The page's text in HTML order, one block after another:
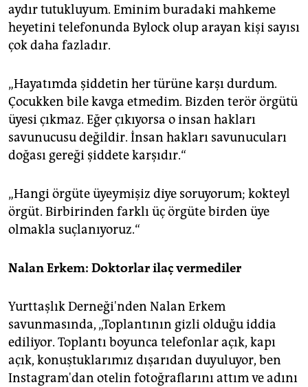
aydır tutukluyum. Eminim buradaki mahkeme
heyetini telefonunda Bylock olup arayan kişi sayısı
çok daha fazladır.
„Hayatımda şiddetin her türüne karşı durdum.
Çocukken bile kavga etmedim. Bizden terör örgütü
üyesi çıkmaz. Eğer çıkıyorsa o insan hakları
savunucusu değildir. İnsan hakları savunucuları
doğası gereği şiddete karşıdır.“
„Hangi örgüte üyeymişiz diye soruyorum; kokteyl
örgüt. Birbirinden farklı üç örgüte birden üye
olmakla suçlanıyoruz.“
Nalan Erkem: Doktorlar ilaç vermediler
Yurttaşlık Derneği'nden Nalan Erkem
savunmasında, „Toplantının gizli olduğu iddia
ediliyor. Toplantı boyunca telefonlar açık, kapı
açık, konuştuklarımız dışarıdan duyuluyor, ben
Instagram'dan otelin fotoğraflarını attım ve adını